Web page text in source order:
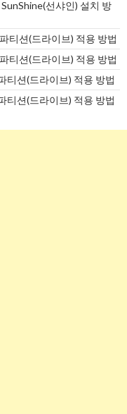
선샤인) 설치 방
티션(드라이브) 적용 방법
티션(드라이브) 적용 방법
티션(드라이브) 적용 방법
티션(드라이브) 적용 방법